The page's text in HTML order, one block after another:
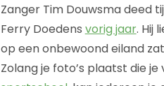
Zanger Tim Douwsma deed
Ferry Doedens vorig jaar. Hij
op een onbewoond eiland
Zolang je foto’s plaatst die